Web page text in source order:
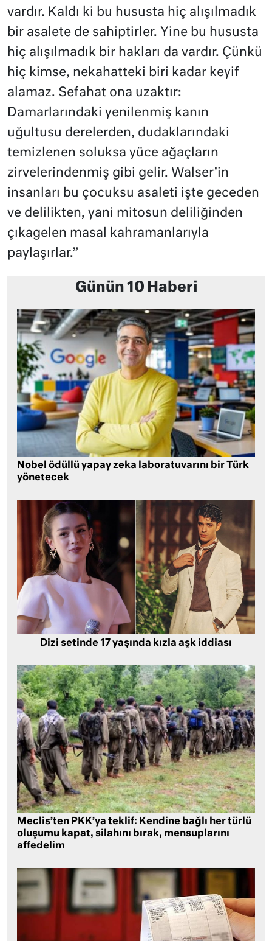
vardır. Kaldı ki bu hususta hiç alışılmadık
bir asalete de sahiptirler. Yine bu hususta
hiç alışılmadık bir hakları da vardır. Çünkü
hiç kimse, nekahatteki biri kadar keyif
alamaz. Sefahat ona uzaktır:
Damarlarındaki yenilenmiş kanın
uğultusu derelerden, dudaklarındaki
temizlenen soluksa yüce ağaçların
zirvelerindenmiş gibi gelir. Walser’in
insanları bu çocuksu asaleti işte geceden
ve delilikten, yani mitosun deliliğin­den
çıkagelen masal kahramanlarıyla
paylaşırlar.”
Günün 10 Haberi
Nobel ödüllü yapay zeka laboratuvarını bir Türk
yönetecek
Dizi setinde 17 yaşında kızla aşk iddiası
Meclis’ten PKK’ya teklif: Kendine bağlı her türlü
oluşumu kapat, silahını bırak, mensuplarını
affedelim